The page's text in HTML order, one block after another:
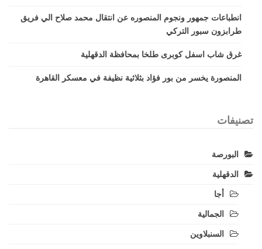
انطباعات جمهور ونجوم المنصوره عن انتقال محمد صلاح الي فريق
طرابزون سبور التركي
غرق شاب اسفل كوبرى طلخا بمحافظة الدقهلية
المنصورة يخسر من بور فؤاد بثلاثية نظيفة في معسكر القاهرة
تصنيفات
البورصة
الدقهلية
أجا
الجمالية
السنبلاوين